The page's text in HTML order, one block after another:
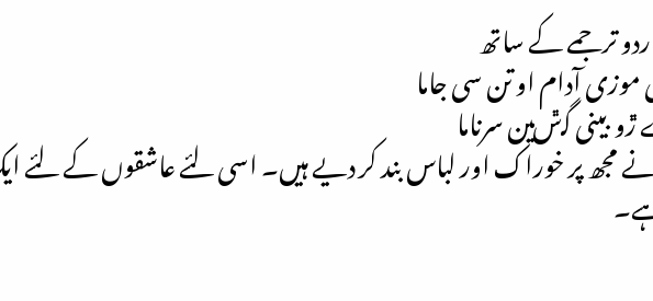
ترجمے کے ساتھ
موزی آدام او تن سی جاما
بینی گݜین سرناما
مجھ پر خوراک اور لباس بند کر دیے ہیں۔ اسی لئے عاشقوں کے لئے